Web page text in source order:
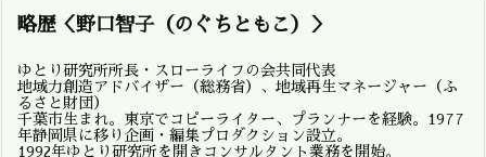
略歴＜野口智子（のぐちともこ）＞
ゆとり研究所所長・スローライフの会共同代表
地域力創造アドバイザー（総務省）、地域再生マネージャー（ふ
るさと財団）
千葉市生まれ。東京でコピーライター、プランナーを経験。1977
年静岡県に移り企画・編集プロダクション設立。
1992年ゆとり研究所を開きコンサルタント業務を開始。